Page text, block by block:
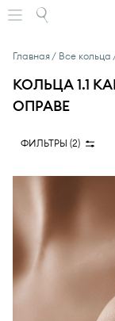
Главная Все кольца
КОЛЬЦА 1.1
ОПРАВЕ
ФИЛЬТРЫ (2)